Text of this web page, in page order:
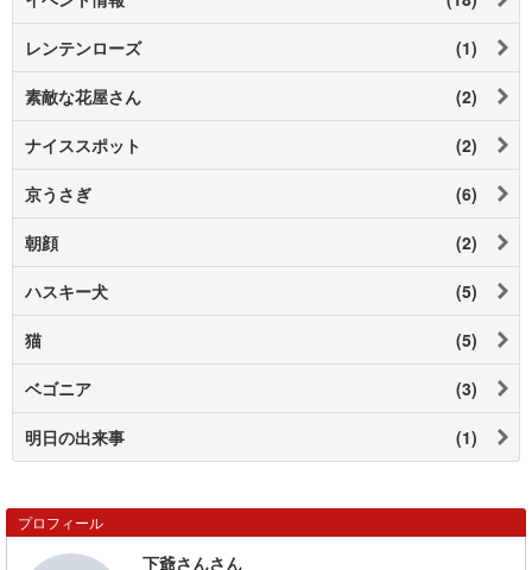
レンテンローズ (1)
素敵な花屋さん (2)
ナイススポット (2)
京うさぎ (6)
朝顔 (2)
ハスキー犬 (5)
猫 (5)
ベゴニア (3)
明日の出来事 (1)
プロフィール
下爺さんさん